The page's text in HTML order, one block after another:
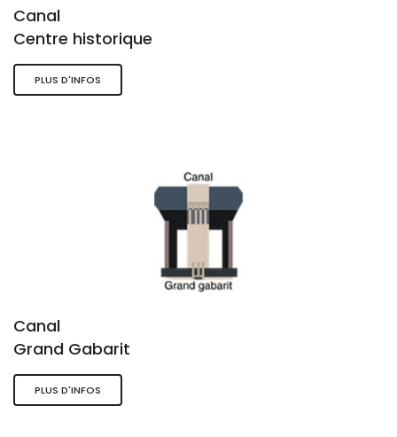
Canal
Centre historique
PLUS D'INFOS
Canal
Grand Gabarit
PLUS D'INFOS